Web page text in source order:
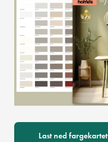
Last ned fargekartet